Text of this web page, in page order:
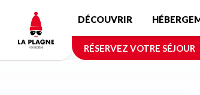
contenu
principal
DÉCOUVRIR
RÉSERVEZ VOTRE SÉJOUR